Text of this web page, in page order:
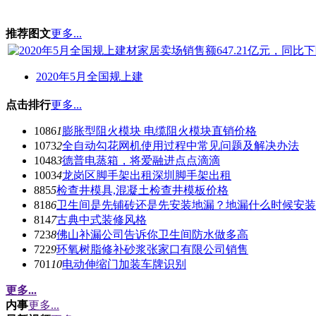
推荐图文更多...
2020年5月全国规上建
点击排行更多...
10861膨胀型阻火模块 电缆阻火模块直销价格
10732全自动勾花网机使用过程中常见问题及解决办法
10483德普电蒸箱，将爱融进点点滴滴
10034龙岗区脚手架出租深圳脚手架出租
8855检查井模具,混凝土检查井模板价格
8186卫生间是先铺砖还是先安装地漏？地漏什么时候安
8147古典中式装修风格
7238佛山补漏公司告诉你卫生间防水做多高
7229环氧树脂修补砂浆张家口有限公司销售
701 10电动伸缩门加装车牌识别
更多...
内事更多...